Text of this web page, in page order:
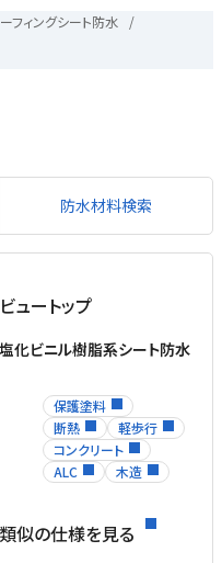
フィングシート防水
/
防水材料検索
ビュートップ
塩化ビニル樹脂系シート防水
保護塗料
断熱
軽歩行
コンクリート
ALC
木造
類似の仕様を見る